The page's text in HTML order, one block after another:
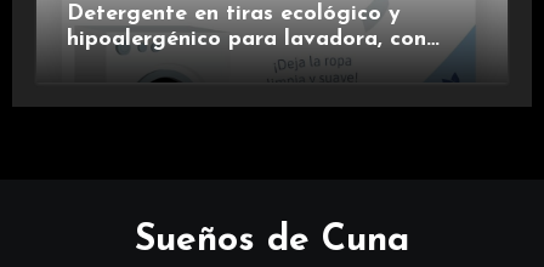
Detergente en tiras ecológico y
hipoalergénico para lavadora, con
suavizante incluido y fragancia de
lavanda.
Sueños de Cuna